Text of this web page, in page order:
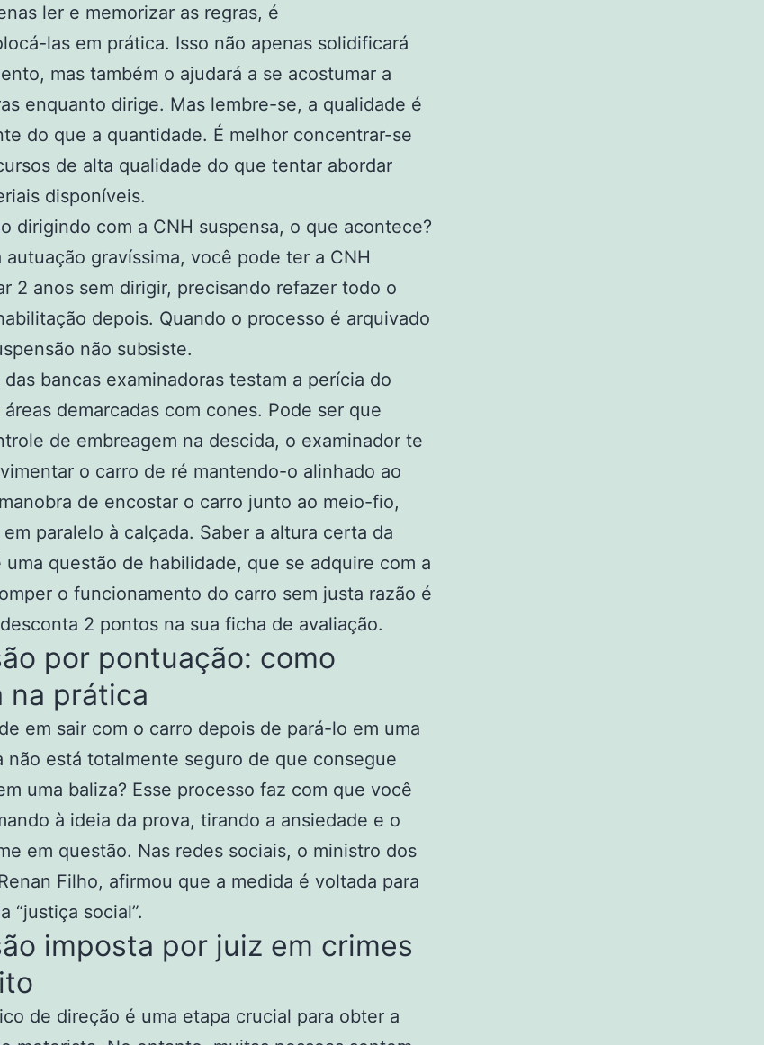
ler e memorizar as regras, é
las em prática. Isso não apenas solidificará
mas também o ajudará a se acostumar a
enquanto dirige. Mas lembre-se, a qualidade é
do que a quantidade. É melhor concentrar-se
de alta qualidade do que tentar abordar
disponíveis.
dirigindo com a CNH suspensa, o que acontece?
autuação gravíssima, você pode ter a CNH
2 anos sem dirigir, precisando refazer todo o
depois. Quando o processo é arquivado
não subsiste.
bancas examinadoras testam a perícia do
demarcadas com cones. Pode ser que
de embreagem na descida, o examinador te
o carro de ré mantendo-o alinhado ao
de encostar o carro junto ao meio-fio,
paralelo à calçada. Saber a altura certa da
uma questão de habilidade, que se adquire com a
o funcionamento do carro sem justa razão é
2 pontos na sua ficha de avaliação.
por pontuação: como
na prática
em sair com o carro depois de pará-lo em uma
não está totalmente seguro de que consegue
uma baliza? Esse processo faz com que você
à ideia da prova, tirando a ansiedade e o
em questão. Nas redes sociais, o ministro dos
Filho, afirmou que a medida é voltada para
“justiça social”.
imposta por juiz em crimes
de direção é uma etapa crucial para obter a